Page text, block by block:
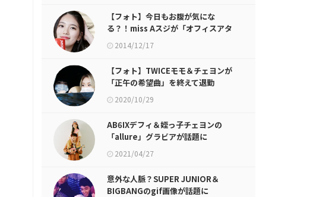
【フォト】今日もお腹が気にな
る？！miss Aスジが「オフィスアタ
ック」イベントに登場
2014/12/17
【フォト】TWICEモモ＆チェヨンが
「正午の希望曲」を終えて退勤
2020/10/29
AB6IXデフィ＆姪っ子チェヨンの
「allure」グラビアが話題に
2021/04/27
意外な人脈？SUPER JUNIOR＆
BIGBANGのgif画像が話題に